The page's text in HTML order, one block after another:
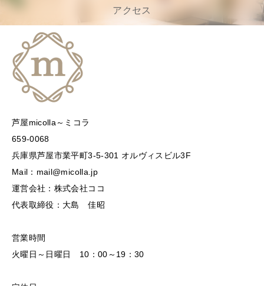
アクセス
芦屋micolla～ミコラ
659-0068
兵庫県芦屋市業平町3-5-301 オルヴィスビル3F
Mail：mail@micolla.jp
運営会社：株式会社ココ
代表取締役：大島 佳昭
営業時間
火曜日～日曜日 10：00～19：30